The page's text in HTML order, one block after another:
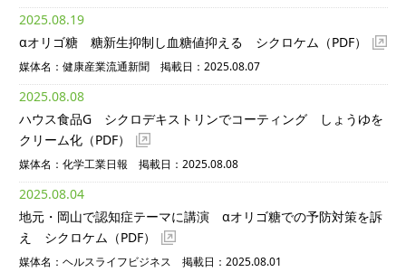
2025.08.19
αオリゴ糖 糖新生抑制し血糖値抑える シクロケム （PDF）
媒体名：健康産業流通新聞 掲載日：2025.08.07
2025.08.08
ハウス食品G シクロデキストリンでコーティング しょうゆを
クリーム化 （PDF）
媒体名：化学工業日報 掲載日：2025.08.08
2025.08.04
地元・岡山で認知症テーマに講演 αオリゴ糖での予防対策を訴
え シクロケム （PDF）
媒体名：ヘルスライフビジネス 掲載日：2025.08.01